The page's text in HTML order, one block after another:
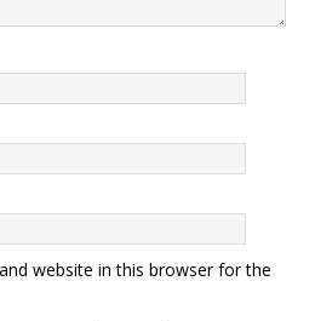
website in this browser for the